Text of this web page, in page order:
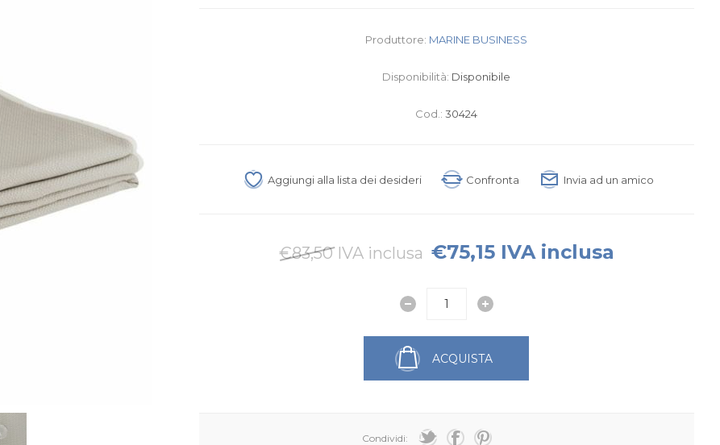
Produttore: MARINE BUSINESS
Disponibilità: Disponibile
Cod.: 30424
Aggiungi alla lista dei desideri Confronta Invia ad un amico
€83,50 IVA inclusa €75,15 IVA inclusa
ACQUISTA
Condividi: